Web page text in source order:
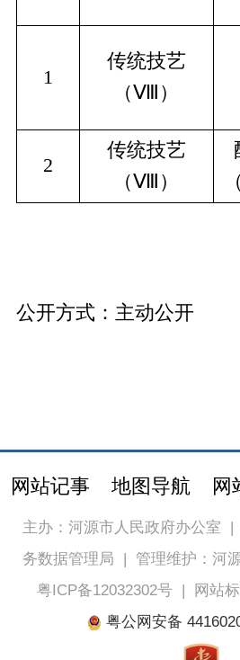
1
传统技艺
（Ⅷ）
2
传统技艺
（Ⅷ）
公开方式： 主动公开
网站记事 地图导航 网
主办：河源市人民政府办公室 |
务数据管理局 | 管理维护：河
粤ICP备12032302号|
网站
粤公网安备